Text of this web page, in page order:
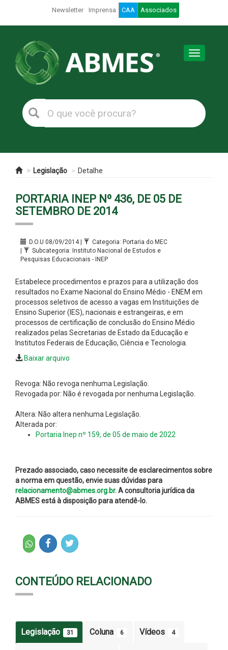
Newsletter Imprensa CAA Associados
Toggle
Legislação Detalhe
PORTARIA INEP Nº 436, DE 05 DE
SETEMBRO DE 2014
D.O.U 08/09/2014 |
Categoria: Portaria do MEC
|
Subcategoria: Instituto Nacional de Estudos e
Pesquisas Educacionais - INEP
Estabelece procedimentos e prazos para a utilização dos
resultados no Exame Nacional do Ensino Médio - ENEM em
processos seletivos de acesso a vagas em Instituições de
Ensino Superior (IES), nacionais e estrangeiras, e em
processos de certificação de conclusão do Ensino Médio
realizados pelas Secretarias de Estado da Educação e
Institutos Federais de Educação, Ciência e Tecnologia.
Baixar arquivo
Revoga: Não revoga nenhuma Legislação.
Revogada por: Não é revogada por nenhuma Legislação.
Altera: Não altera nenhuma Legislação.
Alterada por:
Portaria Inep nº 159, de 05 de maio de 2022
Prezado associado, caso necessite de esclarecimentos sobre
a norma em questão, envie suas dúvidas para
relacionamento@abmes.org.br.A consultoria jurídica da
ABMES está à disposição para atendê-lo.
CONTEÚDO RELACIONADO
Legislação 31 Coluna 6 Vídeos 4